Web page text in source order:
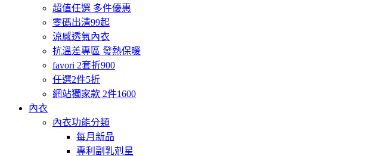
超值任選 多件優惠
零碼出清99起
涼感透氣內衣
抗溫差專區 發熱保暖
favori 2套折900
任選2件5折
網站獨家款 2件1600
內衣
內衣功能分類
每月新品
專利副乳剋星